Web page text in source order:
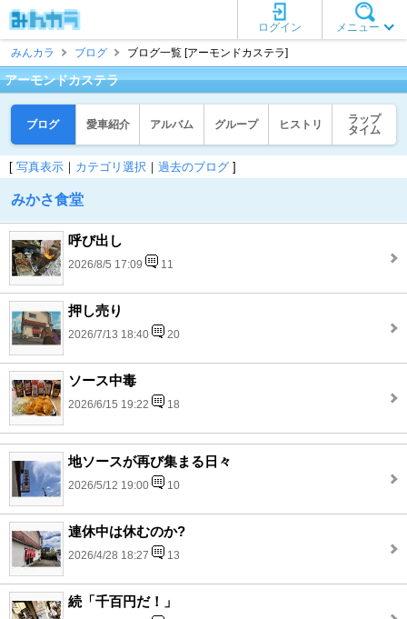
メニュー
ログイン
みんカラ
ブログ ブログ一覧 [アーモンドカステラ]
アーモンドカステラ
ブログ 愛車紹介 アルバム グループ ヒストリ
ラップ
タイム
[ 写真表示 ｜ カテゴリ選択 ｜ 過去のブログ ]
みかさ食堂
呼び出し
2026/8/5 17:09 11
押し売り
2026/7/13 18:40 20
ソース中毒
2026/6/15 19:22 18
地ソースが再び集まる日々
2026/5/12 19:00 10
連休中は休むのか?
2026/4/28 18:27 13
続「千百円だ！」